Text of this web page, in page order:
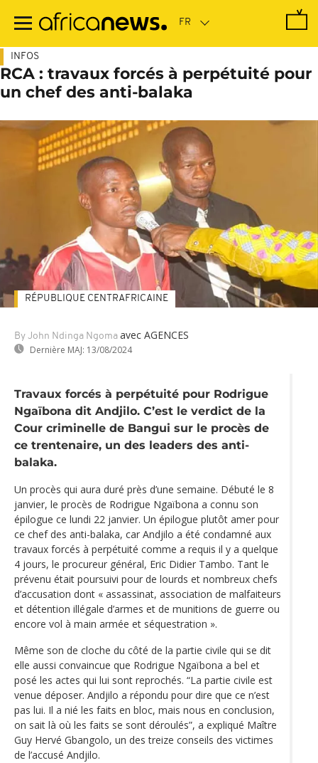
contenu
INFOS
RCA : travaux forcés à perpétuité pour
un chef des anti-balaka
By John Ndinga Ngoma avec AGENCES
Dernière MAJ: 13/08/2024
RÉPUBLIQUE CENTRAFRICAINE
Travaux forcés à perpétuité pour Rodrigue
Ngaïbona dit Andjilo. C’est le verdict de la
Cour criminelle de Bangui sur le procès de
ce trentenaire, un des leaders des anti-
balaka.
Un procès qui aura duré près d’une semaine. Débuté le 8
janvier, le procès de Rodrigue Ngaïbona a connu son
épilogue ce lundi 22 janvier. Un épilogue plutôt amer pour
ce chef des anti-balaka, car Andjilo a été condamné aux
travaux forcés à perpétuité comme a requis il y a quelque
4 jours, le procureur général, Eric Didier Tambo. Tant le
prévenu était poursuivi pour de lourds et nombreux chefs
d’accusation dont « assassinat, association de malfaiteurs
et détention illégale d’armes et de munitions de guerre ou
encore vol à main armée et séquestration ».
Même son de cloche du côté de la partie civile qui se dit
elle aussi convaincue que Rodrigue Ngaïbona a bel et
posé les actes qui lui sont reprochés. “La partie civile est
venue déposer. Andjilo a répondu pour dire que ce n’est
pas lui. Il a nié les faits en bloc, mais nous en conclusion,
on sait là où les faits se sont déroulés”, a expliqué Maître
Guy Hervé Gbangolo, un des treize conseils des victimes
de l’accusé Andjilo.